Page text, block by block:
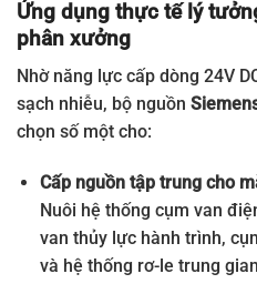
6EP3321-6SB00-0AY0
6EP3322-6SB00-0AY0
6EP3321-6SB10-0AY0
6EP3330-6SB00-0AY0
6EP3331-6SB00-0AY0
Ứng dụng thực tế lý
phân xưởng
Nhờ năng lực cấp dòng 24V
sạch nhiễu, bộ nguồn
chọn số một cho:
Cấp nguồn tập trung cho
Nuôi hệ thống cụm van
van thủy lực hành trình,
và hệ thống rơ-le trung